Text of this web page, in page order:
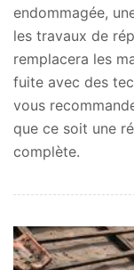
endommagée,
les travaux de
remplacera les
fuite avec des
vous
que ce soit une
complète.